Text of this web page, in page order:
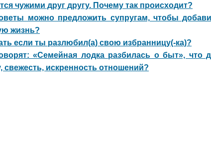
чужими друг другу. Почему так происходит?
можно предложить супругам, чтобы
жизнь?
если ты разлюбил(а) свою избранницу(-ка)?
«Семейная лодка разбилась о быт», что
свежесть, искренность отношений?